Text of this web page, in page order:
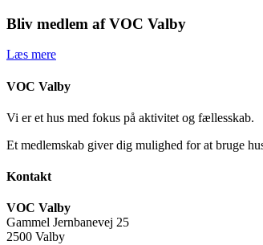
Bliv medlem af VOC Valby
Læs mere
VOC Valby
Vi er et hus med fokus på aktivitet og fællesskab.
Et medlemskab giver dig mulighed for at bruge
Kontakt
VOC Valby
Gammel Jernbanevej 25
2500 Valby